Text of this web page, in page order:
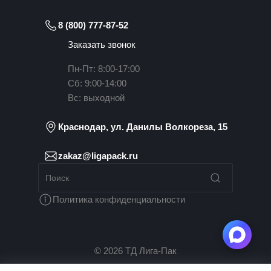
8 (800) 777-87-52
Заказать звонок
Пн-Пт: 8:00-17:00
Сб: 9:00-14:00
Вс: выходной
Краснодар, ул. Данилы Волкореза, 15
zakaz@ligapack.ru
Политика конфиденциальности
© 2026 ТД Лига-Пак